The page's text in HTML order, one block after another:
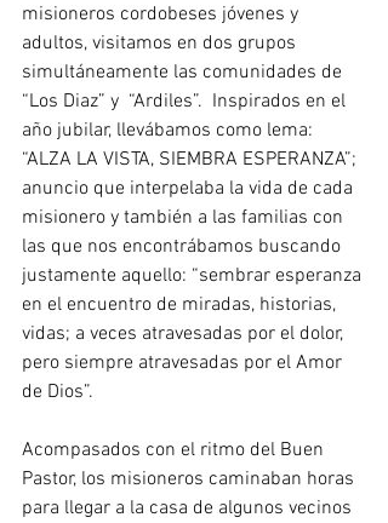
misioneros cordobeses jóvenes y
adultos, visitamos en dos grupos
simultáneamente las comunidades de
“Los Diaz” y  “Ardiles”.  Inspirados en el
año jubilar, llevábamos como lema:
“ALZA LA VISTA, SIEMBRA ESPERANZA”;
anuncio que interpelaba la vida de cada
misionero y también a las familias con
las que nos encontrábamos buscando
justamente aquello: “sembrar esperanza
en el encuentro de miradas, historias,
vidas; a veces atravesadas por el dolor,
pero siempre atravesadas por el Amor
de Dios”.
Acompasados con el ritmo del Buen
Pastor, los misioneros caminaban horas
para llegar a la casa de algunos vecinos